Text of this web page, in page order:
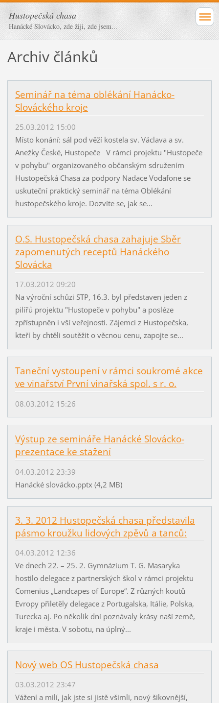
Hustopečská chasa
Hanácké Slovácko, zde žiji, zde jsem...
Archiv článků
Seminář na téma oblékání Hanácko-
Slováckého kroje
25.03.2012 15:00
Místo konání: sál pod věží kostela sv. Václava a sv.
Anežky České, Hustopeče V rámci projektu "Hustopeče
v pohybu" organizovaného občanským sdružením
Hustopečská Chasa za podpory Nadace Vodafone se
uskuteční praktický seminář na téma Oblékání
hustopečského kroje. Dozvíte se, jak se...
O.S. Hustopečská chasa zahajuje Sběr
zapomenutých receptů Hanáckého
Slovácka
17.03.2012 09:20
Na výroční schůzi STP, 16.3. byl představen jeden z
pilířů projektu "Hustopeče v pohybu" a posléze
zpřístupněn i vší veřejnosti. Zájemci z Hustopečska,
kteří by chtěli soutěžit o věcnou cenu, zapojte se...
Taneční vystoupení v rámci soukromé akce
ve vinařství První vinařská spol. s r. o.
08.03.2012 15:26
Výstup ze semináře Hanácké Slovácko-
prezentace ke stažení
04.03.2012 23:39
Hanácké slovácko.pptx (4,2 MB)
‎3. 3. 2012 Hustopečská chasa představila
pásmo kroužku lidových zpěvů a tanců:
04.03.2012 12:36
Ve dnech 22. – 25. 2. Gymnázium T. G. Masaryka
hostilo delegace z partnerských škol v rámci projektu
Comenius „Landcapes of Europe“. Z různých koutů
Evropy přiletěly delegace z Portugalska, Itálie, Polska,
Turecka aj. Po několik dní poznávaly krásy naší země,
kraje i města. V sobotu, na úplný...
Nový web OS Hustopečská chasa
03.03.2012 23:47
Vážení a milí, jak jste si jistě všimli, nový šikovnější,